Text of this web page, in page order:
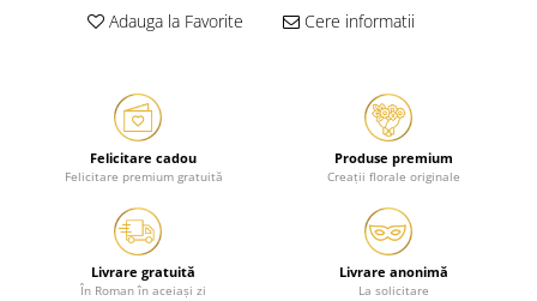
Adauga la Favorite Cere informatii
Felicitare cadou
Felicitare premium gratuită
Produse premium
Creații florale originale
Livrare gratuită
În Roman în aceiași zi
Livrare anonimă
La solicitare